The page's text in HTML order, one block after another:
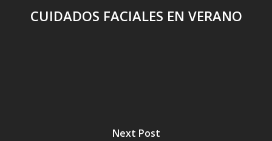
CUIDADOS FACIALES EN VERANO
Next Post